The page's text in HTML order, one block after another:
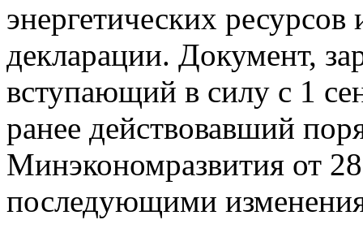
энергетических
декларации. Документ,
вступающий в силу с 1
ранее действовавший
Минэкономразвития от
последующими